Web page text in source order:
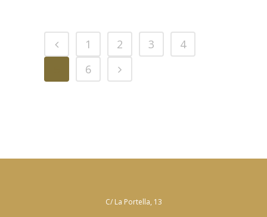
1 2 3
4
6
C/ La Portella, 13